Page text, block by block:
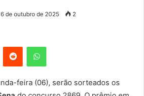
6 de outubro de 2025 2
Reddit WhatsApp
feira (06), serão sorteados os